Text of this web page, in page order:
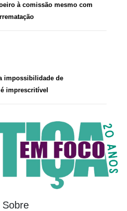
à comissão mesmo com
impossibilidade de
imprescritível
Sobre